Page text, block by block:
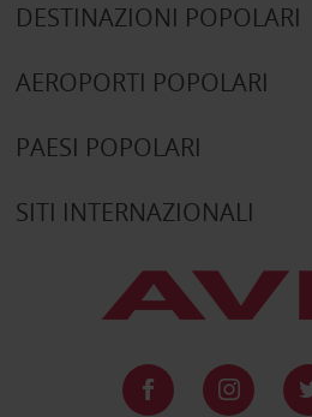
DESTINAZIONI POPOLARI
AEROPORTI POPOLARI
PAESI POPOLARI
SITI INTERNAZIONALI